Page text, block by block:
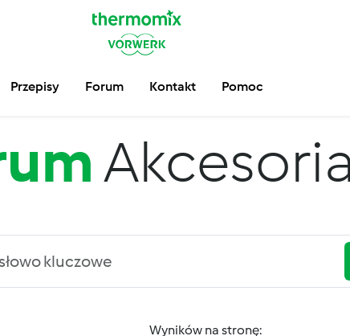
Przepisy Forum Kontakt Pomoc
Akcesoria
Wyników na stronę: